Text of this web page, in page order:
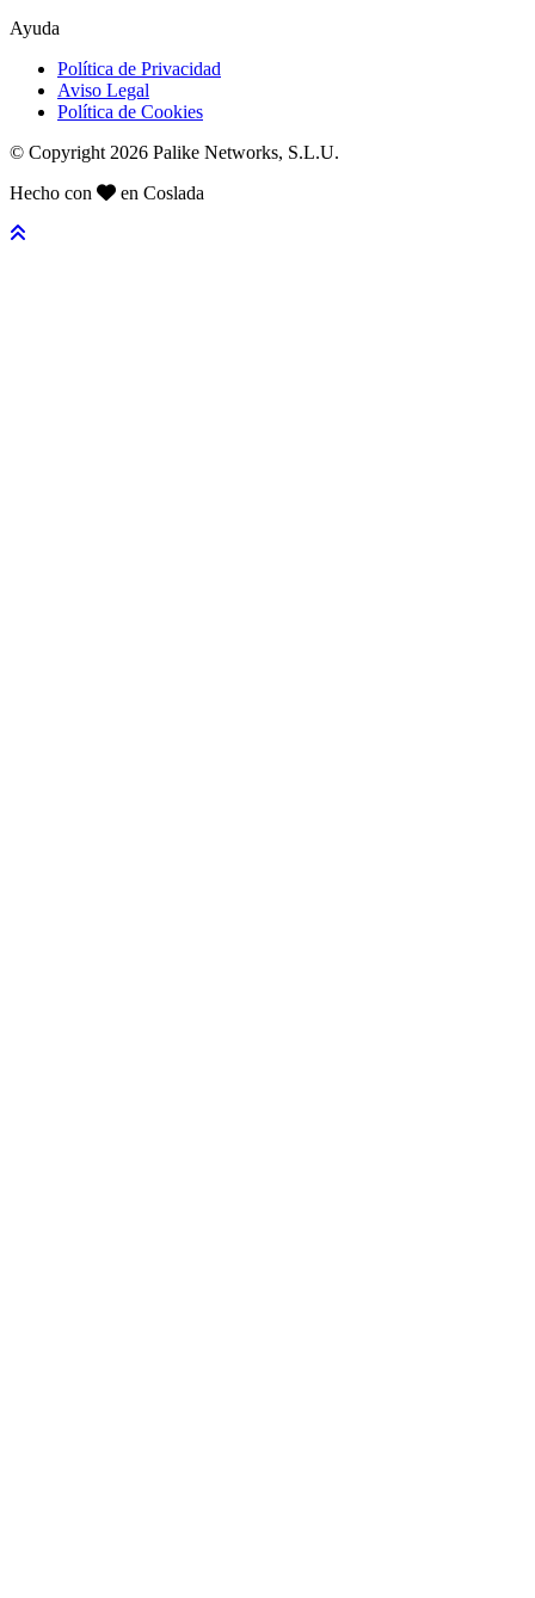
Ayuda
Política de Privacidad
Aviso Legal
Política de Cookies
© Copyright 2026 Palike Networks, S.L.U.
Hecho con
en Coslada